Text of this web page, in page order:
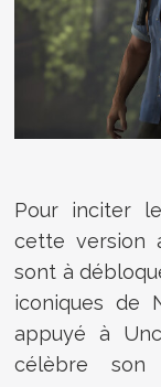
Pour inciter
cette version
sont à
iconiques de
appuyé à
célèbre son